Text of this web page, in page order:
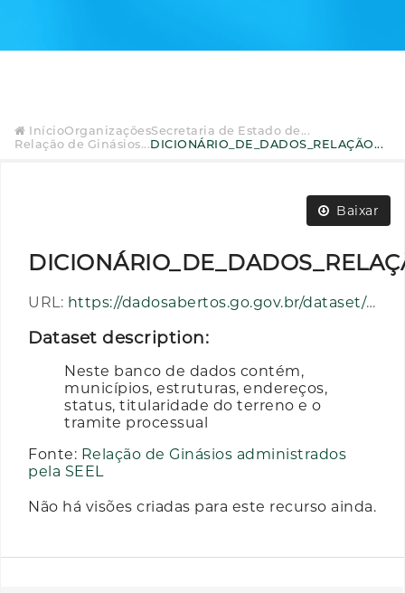
InícioOrganizaçõesSecretaria de Estado de...
Relação de Ginásios...DICIONÁRIO_DE_DADOS_RELAÇÃO...
Baixar
URL: https://dadosabertos.go.gov.br/dataset/f6ef069c-1bb6-4ebf-afba-6ca882cf7011/resource/364b84f3-dbf4-467d-a961-126c7ec120e0/download/dicionario_de_dados_relacao_de_ginasios_administrados_pela_seel.pdf
Dataset description:
Neste banco de dados contém,
municípios, estruturas, endereços,
status, titularidade do terreno e o
tramite processual
Fonte: Relação de Ginásios administrados
pela SEEL
Não há visões criadas para este recurso ainda.